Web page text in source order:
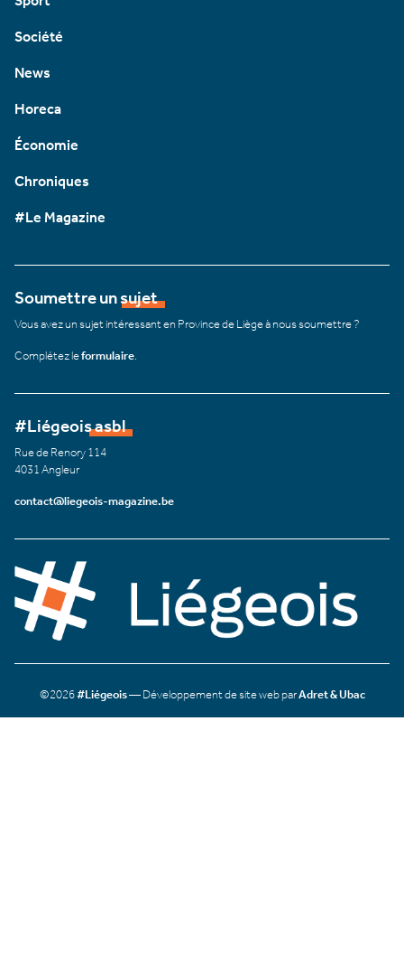
Société
News
Horeca
Économie
Chroniques
#Le Magazine
Soumettre un sujet
Vous avez un sujet intéressant en Province de Liège à nous soumettre ?
Complétez leformulaire
#Liégeois asbl
Rue de Renory 114
4031 Angleur
contact@liegeois-magazine.be
©2026#Liégeois— Développement de site web parAdret & Ubac